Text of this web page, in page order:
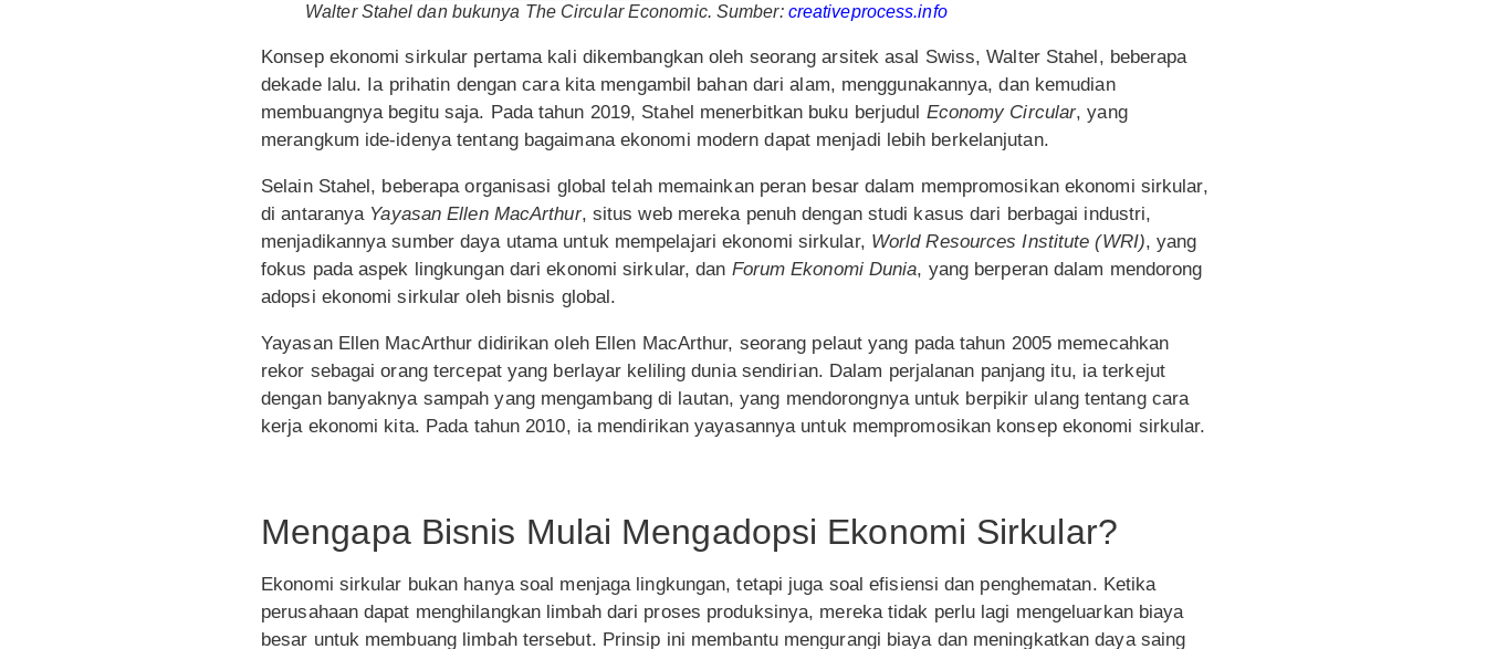
Walter Stahel dan bukunya The Circular Economic. Sumber: creativeprocess.info
Konsep ekonomi sirkular pertama kali dikembangkan oleh seorang arsitek asal Swiss, Walter Stahel, beberapa
dekade lalu. Ia prihatin dengan cara kita mengambil bahan dari alam, menggunakannya, dan kemudian
membuangnya begitu saja. Pada tahun 2019, Stahel menerbitkan buku berjudul Economy Circular, yang
merangkum ide-idenya tentang bagaimana ekonomi modern dapat menjadi lebih berkelanjutan.
Selain Stahel, beberapa organisasi global telah memainkan peran besar dalam mempromosikan ekonomi sirkular,
di antaranya Yayasan Ellen MacArthur, situs web mereka penuh dengan studi kasus dari berbagai industri,
menjadikannya sumber daya utama untuk mempelajari ekonomi sirkular, World Resources Institute (WRI), yang
fokus pada aspek lingkungan dari ekonomi sirkular, dan Forum Ekonomi Dunia, yang berperan dalam mendorong
adopsi ekonomi sirkular oleh bisnis global.
Yayasan Ellen MacArthur didirikan oleh Ellen MacArthur, seorang pelaut yang pada tahun 2005 memecahkan
rekor sebagai orang tercepat yang berlayar keliling dunia sendirian. Dalam perjalanan panjang itu, ia terkejut
dengan banyaknya sampah yang mengambang di lautan, yang mendorongnya untuk berpikir ulang tentang cara
kerja ekonomi kita. Pada tahun 2010, ia mendirikan yayasannya untuk mempromosikan konsep ekonomi sirkular.
Mengapa Bisnis Mulai Mengadopsi Ekonomi Sirkular?
Ekonomi sirkular bukan hanya soal menjaga lingkungan, tetapi juga soal efisiensi dan penghematan. Ketika
perusahaan dapat menghilangkan limbah dari proses produksinya, mereka tidak perlu lagi mengeluarkan biaya
besar untuk membuang limbah tersebut. Prinsip ini membantu mengurangi biaya dan meningkatkan daya saing